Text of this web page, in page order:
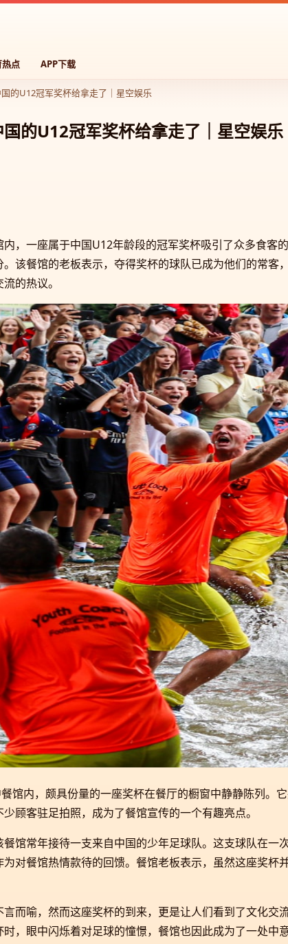
点 APP下载
的U12冠军奖杯给拿走了｜星空娱乐
的U12冠军奖杯给拿走了｜星空娱乐
，一座属于中国U12年龄段的冠军奖杯吸引了众多食
该餐馆的老板表示，夺得奖杯的球队已成为他们的常
的热议。
馆内，颇具份量的一座奖杯在餐厅的橱窗中静静陈列
顾客驻足拍照，成为了餐馆宣传的一个有趣亮点。
馆常年接待一支来自中国的少年足球队。这支球队在
对餐馆热情款待的回馈。餐馆老板表示，虽然这座奖
而喻，然而这座奖杯的到来，更是让人们看到了文化
，眼中闪烁着对足球的憧憬，餐馆也因此成为了一处中